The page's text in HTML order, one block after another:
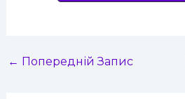
← Попередній Запис